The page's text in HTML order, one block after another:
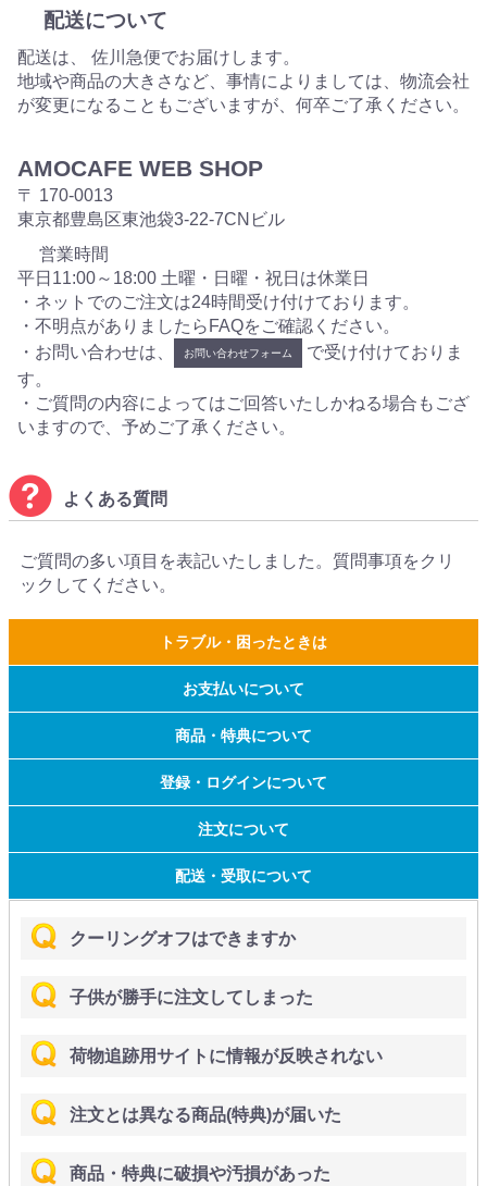
配送について
配送は、 佐川急便でお届けします。
地域や商品の大きさなど、事情によりましては、物流会社
が変更になることもございますが、何卒ご了承ください。
AMOCAFE WEB SHOP
〒 170-0013
東京都豊島区東池袋3-22-7CNビル
営業時間
平日11:00～18:00 土曜・日曜・祝日は休業日
・ネットでのご注文は24時間受け付けております。
・不明点がありましたらFAQをご確認ください。
・お問い合わせは、
お問い合わせフォーム
で受け付けておりま
す。
・ご質問の内容によってはご回答いたしかねる場合もござ
いますので、予めご了承ください。
よくある質問
ご質問の多い項目を表記いたしました。質問事項をクリ
ックしてください。
トラブル・困ったときは
お支払いについて
商品・特典について
登録・ログインについて
注文について
配送・受取について
クーリングオフはできますか
子供が勝手に注文してしまった
荷物追跡用サイトに情報が反映されない
注文とは異なる商品(特典)が届いた
商品・特典に破損や汚損があった